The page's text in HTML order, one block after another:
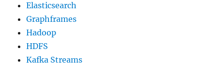
Elasticsearch
Graphframes
Hadoop
HDFS
Kafka Streams